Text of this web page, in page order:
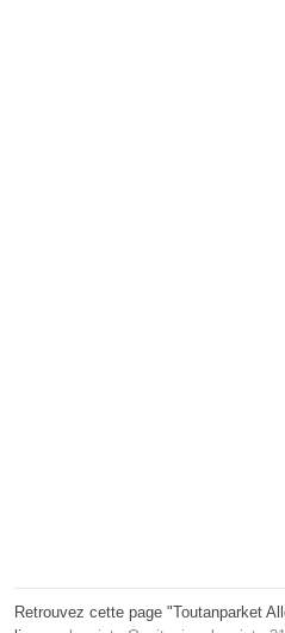
Retrouvez cette page "Toutanparket